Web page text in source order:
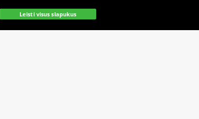
Leisti visus slapukus